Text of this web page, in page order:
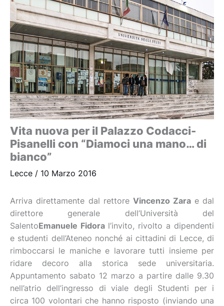
Vita nuova per il Palazzo Codacci-
Pisanelli con “Diamoci una mano… di
bianco”
Lecce / 10 Marzo 2016
Arriva direttamente dal rettoreVincenzo Zara e dal
direttore generale dell’Università del
SalentoEmanuele Fidora l’invito, rivolto a dipendenti
e studenti dell’Ateneo nonché ai cittadini di Lecce, di
rimboccarsi le maniche e lavorare tutti insieme per
ridare decoro alla storica sede universitaria.
Appuntamento sabato 12 marzo a partire dalle 9.30
nell’atrio dell’ingresso di viale degli Studenti per i
circa 100 volontari che hanno risposto (inviando una